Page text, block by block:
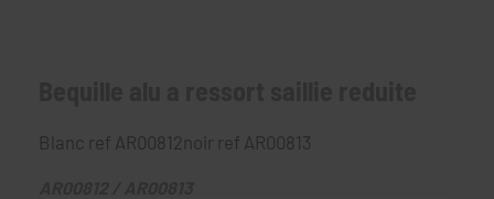
Blanc ref AR00812noir ref AR00813